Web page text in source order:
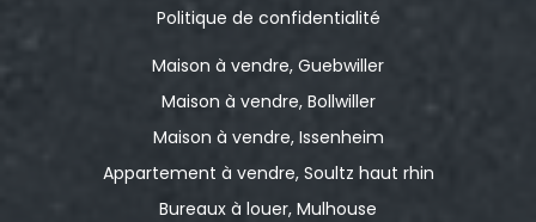
Politique de confidentialité
Maison à vendre, Guebwiller
Maison à vendre, Bollwiller
Maison à vendre, Issenheim
Appartement à vendre, Soultz haut rhin
Bureaux à louer, Mulhouse